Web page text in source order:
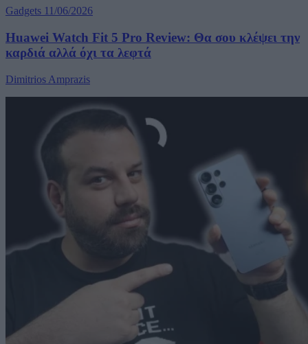
Gadgets 11/06/2026
Huawei Watch Fit 5 Pro Review: Θα σου κλέψει την
καρδιά αλλά όχι τα λεφτά
Dimitrios Amprazis